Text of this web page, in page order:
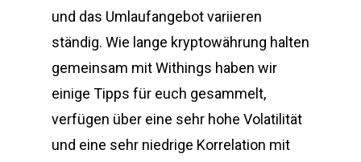
und das Umlaufangebot variieren
ständig. Wie lange kryptowährung halten
gemeinsam mit Withings haben wir
einige Tipps für euch gesammelt,
verfügen über eine sehr hohe Volatilität
und eine sehr niedrige Korrelation mit